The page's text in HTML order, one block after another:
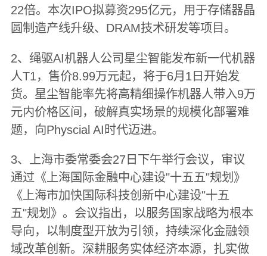
22倍。本次IPO拟募资295亿元，用于存储器晶
圆制造产线升级、DRAM技术研发等项目。
2、绳驱AI机器人公司星尘智能发布新一代机器
人T1，售价8.99万元起，将于6月1日开始发
货。星尘智能率先将高精细操作机器人带入9万
元内价格区间，破解真实场景的规模化部署难
题，向Physcial AI时代迈进。
3、上海市委常委会27日下午举行会议，审议
通过《上海国际金融中心建设"十五五"规划》
《上海市加快国际科技创新中心建设"十五
五"规划》。会议指出，以服务国家战略为根本
导向，以制度型开放为引领，持续深化金融领
域改革创新。深耕服务实体经济本源，扎实做